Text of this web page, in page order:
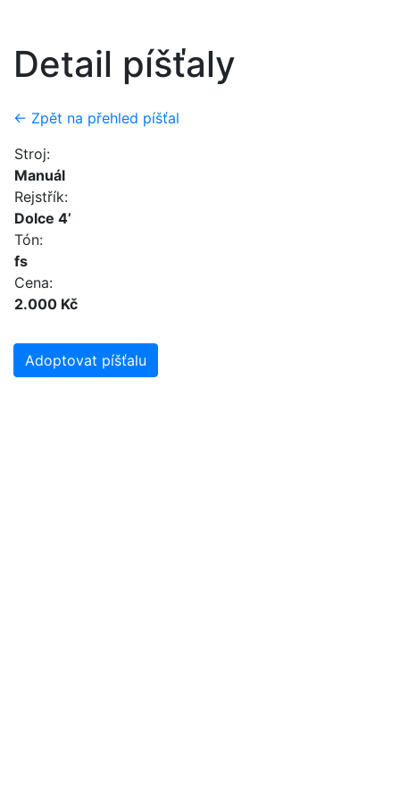
Detail píšťaly
← Zpět na přehled píšťal
Stroj:
Manuál
Rejstřík:
Dolce 4’
Tón:
fs
Cena:
2.000 Kč
Adoptovat píšťalu